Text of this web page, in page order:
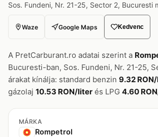
Sos. Fundeni, Nr. 21-25, Sector 2, Bucuresti
Waze Google Maps Kedvenc
A PretCarburant.ro adatai szerint a
Bucuresti-ban, Sos. Fundeni, Nr. 21-25,
árakat kínálja: standard benzin 9.32
gázolaj 10.53 RON/liter és LPG 4.60
MÁRKA
Rompetrol